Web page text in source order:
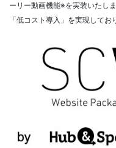
ーリー動画機能※を実装いたし
「低コスト導入」を実現してお